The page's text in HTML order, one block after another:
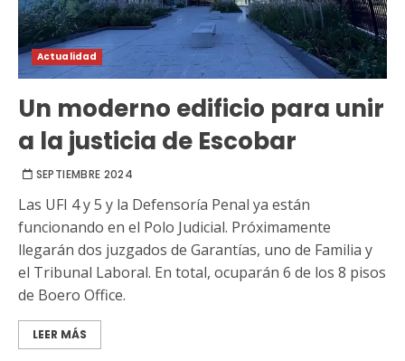
Actualidad
Un moderno edificio para unir
a la justicia de Escobar
SEPTIEMBRE 2024
Las UFI 4 y 5 y la Defensoría Penal ya están
funcionando en el Polo Judicial. Próximamente
llegarán dos juzgados de Garantías, uno de Familia y
el Tribunal Laboral. En total, ocuparán 6 de los 8 pisos
de Boero Office.
LEER MÁS